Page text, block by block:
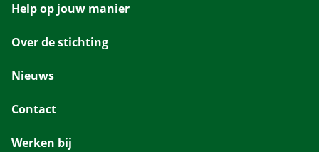
Help op jouw manier
Over de stichting
Nieuws
Contact
Werken bij